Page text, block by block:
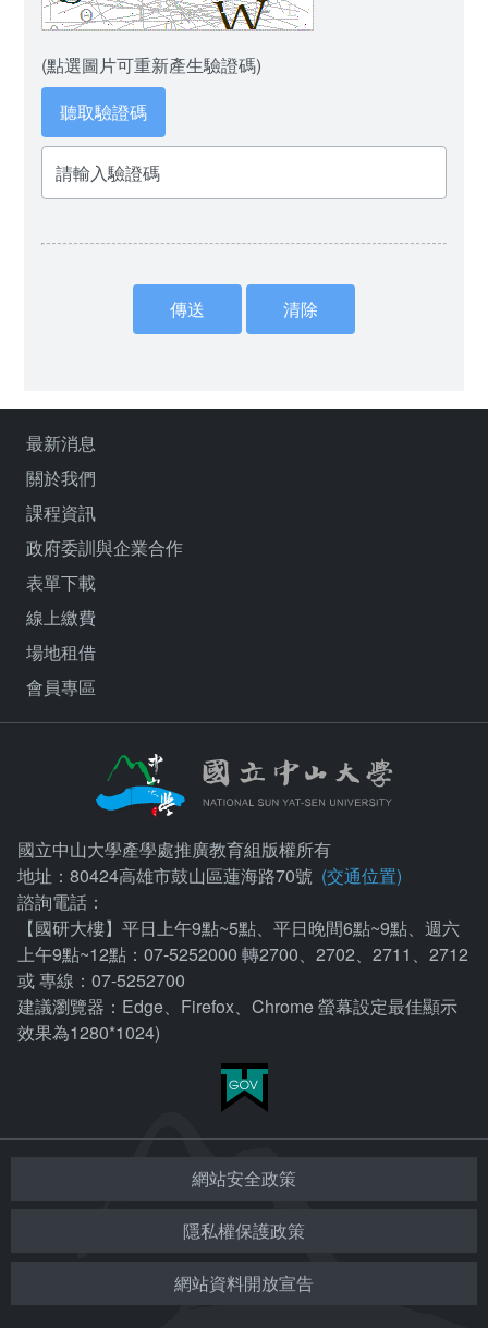
(點選圖片可重新產生驗證碼)
聽取驗證碼
最新消息
關於我們
課程資訊
政府委訓與企業合作
表單下載
線上繳費
場地租借
會員專區
國立中山大學產學處推廣教育組版權所有
地址：80424高雄市鼓山區蓮海路70號 (交通位置)
諮詢電話：
【國研大樓】平日上午9點~5點、平日晚間6點~9點、週六
上午9點~12點：07-5252000 轉2700、2702、2711、2712
或 專線：07-5252700
建議瀏覽器：Edge、Firefox、Chrome 螢幕設定最佳顯示
效果為1280*1024)
網站安全政策
隱私權保護政策
網站資料開放宣告